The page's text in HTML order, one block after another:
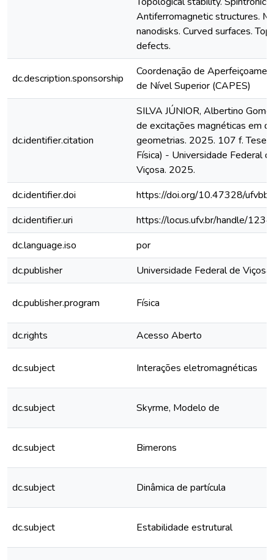
Antiferromagnetic structures.
nanodisks. Curved surfaces.
defects.
dc.description.sponsorship
Coordenação de
de Nível Superior (CAPES)
dc.identifier.citation
SILVA JÚNIOR, Albertino
de excitações magnéticas em
geometrias. 2025. 107 f. Tese
Física) - Universidade Federal
Viçosa. 2025.
dc.identifier.doi
https://doi.org/10.47328/
dc.identifier.uri
https://locus.ufv.br/handle/
dc.language.iso
por
dc.publisher
Universidade Federal de Viçosa
dc.publisher.program Física
dc.rights Acesso Aberto
dc.subject Interações eletromagnéticas
dc.subject Skyrme, Modelo de
dc.subject Bimerons
dc.subject Dinâmica de partícula
dc.subject Estabilidade estrutural